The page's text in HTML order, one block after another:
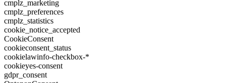
cmplz_marketing
cmplz_preferences
cmplz_statistics
cookie_notice_accepted
CookieConsent
cookieconsent_status
cookielawinfo-checkbox-*
cookieyes-consent
gdpr_consent